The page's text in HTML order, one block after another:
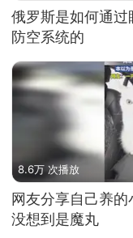
俄罗斯是如何通过
防空系统的
8.6万 次播放
网友分享自己养
没想到是魔丸